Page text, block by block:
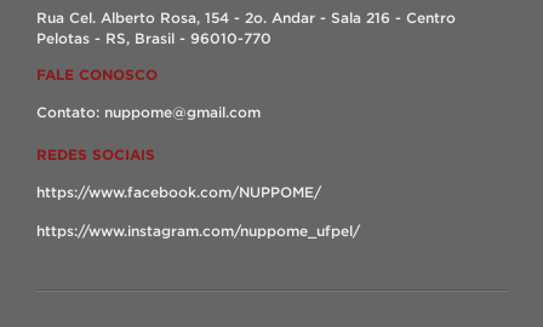
Rua Cel. Alberto Rosa, 154 - 2o. Andar - Sala 216 - Centro
Pelotas - RS, Brasil - 96010-770
FALE CONOSCO
Contato: nuppome@gmail.com
REDES SOCIAIS
https://www.facebook.com/NUPPOME/
https://www.instagram.com/nuppome_ufpel/